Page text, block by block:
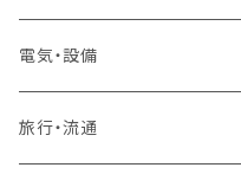
2コースまとめて受講
大卒公務員受験対策講座
TOEIC®L&Rテスト対策講座
その他 語学
電気・設備
旅行・流通